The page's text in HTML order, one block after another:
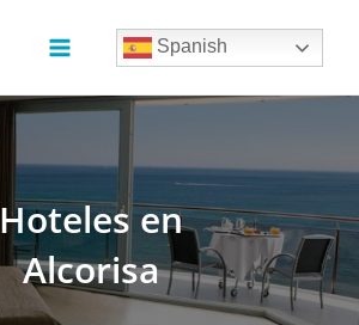
Main
Menu
Spanish
Hoteles en
Alcorisa